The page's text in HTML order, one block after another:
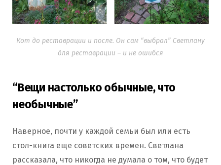
Кот до реставрации и после. Он сам “выбрал” Светлану
для реставрации – и не ошибся
“Вещи настолько обычные, что
необычные”
Наверное, почти у каждой семьи был или есть
стол-книга еще советских времен. Светлана
рассказала, что никогда не думала о том, что будет